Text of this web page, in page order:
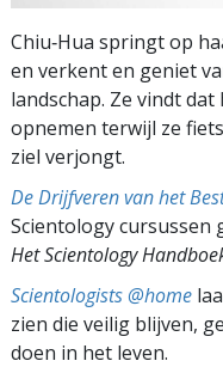
Chiu‑Hua springt op
en verkent en geniet
landschap. Ze vindt
opnemen terwijl ze
ziel verjongt.
De Drijfveren van het
Scientology cursussen
Het Scientology
Scientologists @home
zien die veilig blijven,
doen in het leven.